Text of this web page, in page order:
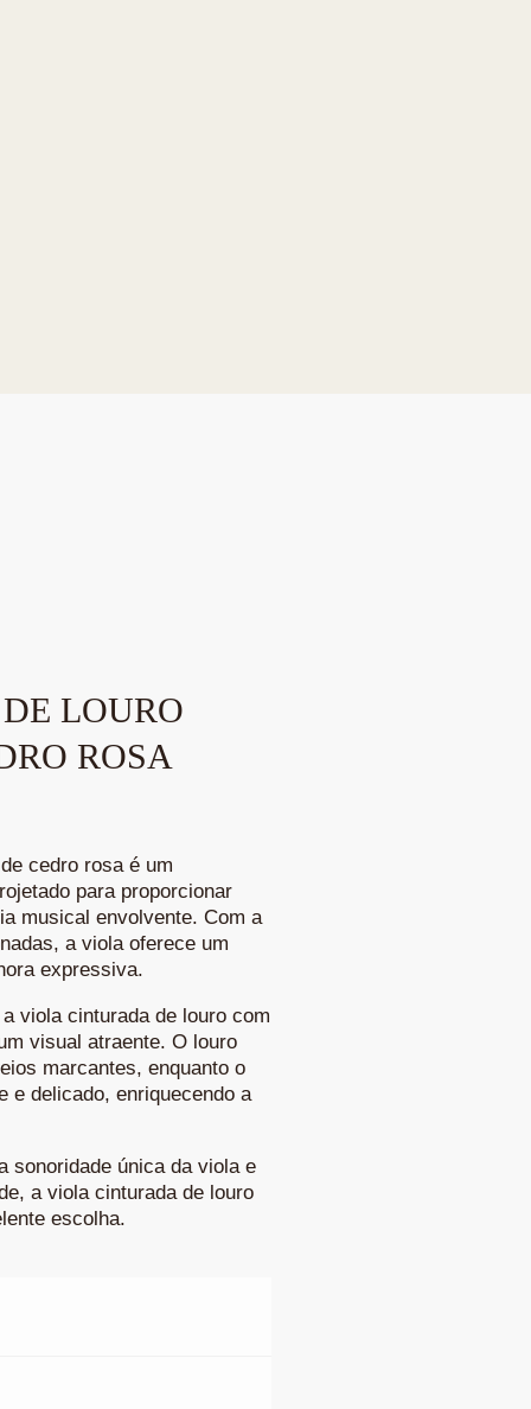
LOURO
ROSA
cedro rosa é um
para proporcionar
musical envolvente. Com a
a viola oferece um
expressiva.
viola cinturada de louro com
visual atraente. O louro
marcantes, enquanto o
e delicado, enriquecendo a
sonoridade única da viola e
a viola cinturada de louro
escolha.